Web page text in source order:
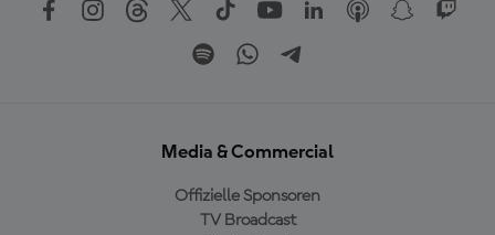
Media & Commercial
Offizielle Sponsoren
TV Broadcast